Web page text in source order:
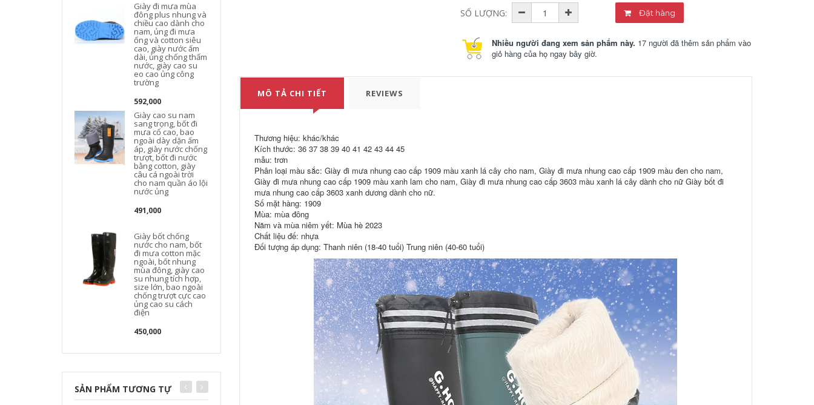
Giày đi mưa mùa
đông plus nhung và
chiều cao dành cho
nam, ủng đi mưa
ống và cotton siêu
cao, giày nước ấm
dài, ủng chống thấm
nước, giày cao su
eo cao ủng công
trường
592,000
Giày cao su nam
sang trọng, bốt đi
mưa cổ cao, bao
ngoài dày dặn ấm
áp, giày nước chống
trượt, bốt đi nước
bằng cotton, giày
câu cá ngoài trời
cho nam quần áo lội
nước ủng
491,000
Giày bốt chống
nước cho nam, bốt
đi mưa cotton mặc
ngoài, bốt nhung
mùa đông, giày cao
su nhung tích hợp,
size lớn, bao ngoài
chống trượt cực cao
ủng cao su cách
điện
450,000
SẢN PHẨM TƯƠNG TỰ
SỐ LƯỢNG: Đặt hàng
Nhiều người đang xem sản phẩm này. 17 người đã thêm sản phẩm vào
giỏ hàng của họ ngay bây giờ.
MÔ TẢ CHI TIẾT REVIEWS
Thương hiệu: khác/khác
Kích thước: 36 37 38 39 40 41 42 43 44 45
mẫu: trơn
Phân loại màu sắc: Giày đi mưa nhung cao cấp 1909 màu xanh lá cây cho nam, Giày đi mưa nhung cao cấp 1909 màu đen cho nam,
Giày đi mưa nhung cao cấp 1909 màu xanh lam cho nam, Giày đi mưa nhung cao cấp 3603 màu xanh lá cây dành cho nữ Giày bốt đi
mưa nhung cao cấp 3603 xanh dương dành cho nữ.
Số mặt hàng: 1909
Mùa: mùa đông
Năm và mùa niêm yết: Mùa hè 2023
Chất liệu đế: nhựa
Đối tượng áp dụng: Thanh niên (18-40 tuổi) Trung niên (40-60 tuổi)